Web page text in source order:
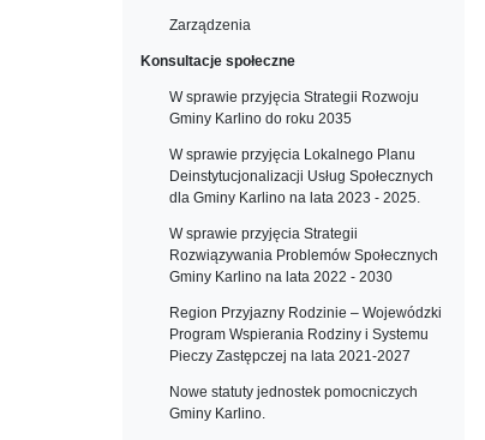
Zarządzenia
Konsultacje społeczne
W sprawie przyjęcia Strategii Rozwoju
Gminy Karlino do roku 2035
W sprawie przyjęcia Lokalnego Planu
Deinstytucjonalizacji Usług Społecznych
dla Gminy Karlino na lata 2023 - 2025.
W sprawie przyjęcia Strategii
Rozwiązywania Problemów Społecznych
Gminy Karlino na lata 2022 - 2030
Region Przyjazny Rodzinie – Wojewódzki
Program Wspierania Rodziny i Systemu
Pieczy Zastępczej na lata 2021-2027
Nowe statuty jednostek pomocniczych
Gminy Karlino.